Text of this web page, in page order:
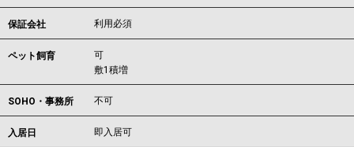
保証会社 利用必須
ペット飼育
可
敷1積増
SOHO・事務所 不可
入居日 即入居可